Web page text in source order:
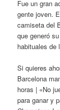
Fue un gran
gente joven.
camiseta del
que generó
habituales de
Si quieres
Barcelona
horas | «No
para ganar y